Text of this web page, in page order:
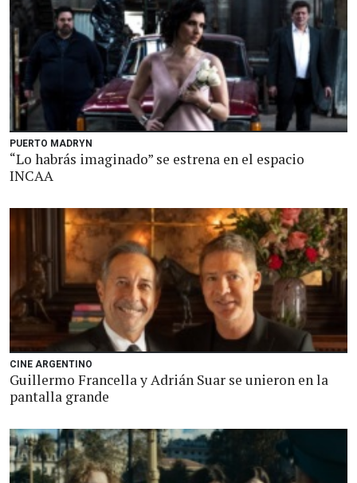
PUERTO MADRYN
“Lo habrás imaginado” se estrena en el espacio
INCAA
CINE ARGENTINO
Guillermo Francella y Adrián Suar se unieron en la
pantalla grande